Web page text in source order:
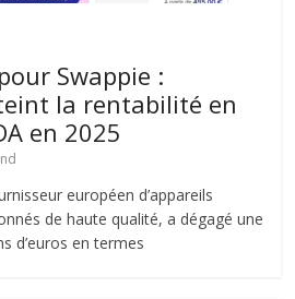
Swappie :
la rentabilité en
en 2025
européen d’appareils
de haute qualité, a dégagé une
d’euros en termes